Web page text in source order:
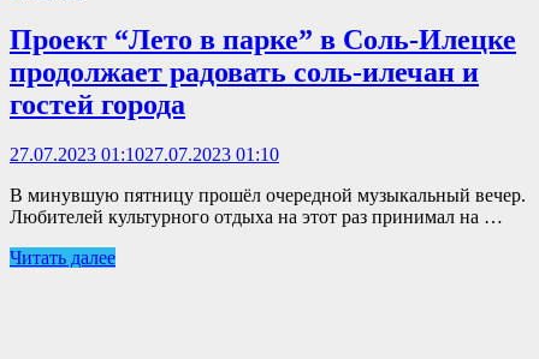
Проект “Лето в парке” в Соль-Илецке
продолжает радовать соль-илечан и
гостей города
27.07.2023 01:1027.07.2023 01:10
В минувшую пятницу прошёл очередной музыкальный вечер.
Любителей культурного отдыха на этот раз принимал на …
Читать далее